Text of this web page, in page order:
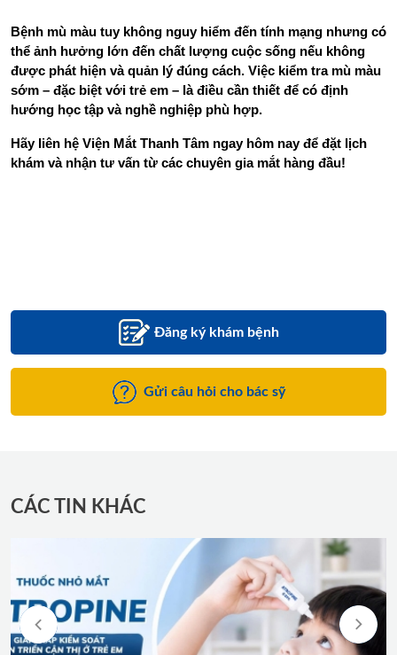
Bệnh mù màu tuy không nguy hiểm đến tính mạng nhưng có
thể ảnh hưởng lớn đến chất lượng cuộc sống nếu không
được phát hiện và quản lý đúng cách. Việc kiểm tra mù màu
sớm – đặc biệt với trẻ em – là điều cần thiết để có định
hướng học tập và nghề nghiệp phù hợp.
Hãy liên hệ Viện Mắt Thanh Tâm ngay hôm nay để đặt lịch
khám và nhận tư vấn từ các chuyên gia mắt hàng đầu!
Đăng ký khám bệnh
Gửi câu hỏi cho bác sỹ
CÁC TIN KHÁC